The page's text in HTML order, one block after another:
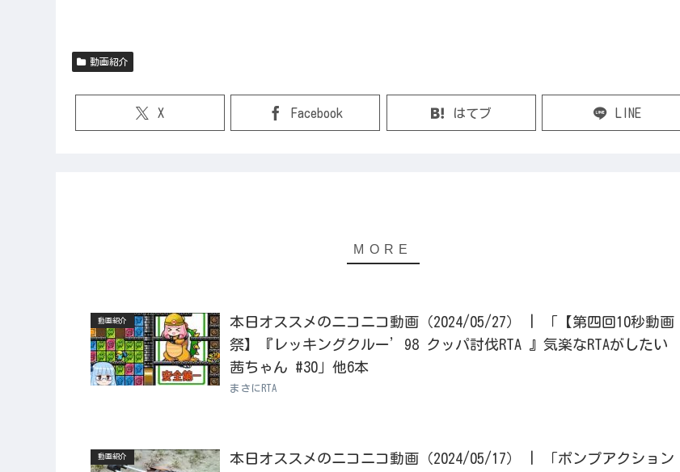
動画紹介
X Facebook はてブ LINE
動画紹介
本日オススメのニコニコ動画（2024/05/27） | 「【第四回10秒動画
祭】『レッキングクルー’98 クッパ討伐RTA 』気楽なRTAがしたい
茜ちゃん #30」他6本
まさにRTA
動画紹介
本日オススメのニコニコ動画（2024/05/17） | 「ポンプアクション